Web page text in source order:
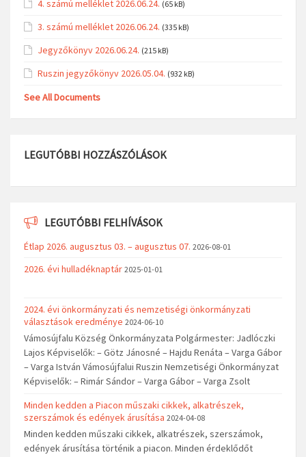
4. számú melléklet 2026.06.24. (65 kB)
3. számú melléklet 2026.06.24. (335 kB)
Jegyzőkönyv 2026.06.24. (215 kB)
Ruszin jegyzőkönyv 2026.05.04. (932 kB)
See All Documents
LEGUTÓBBI HOZZÁSZÓLÁSOK
LEGUTÓBBI FELHÍVÁSOK
Étlap 2026. augusztus 03. – augusztus 07. 2026-08-01
2026. évi hulladéknaptár 2025-01-01
2024. évi önkormányzati és nemzetiségi önkormányzati
választások eredménye 2024-06-10
Vámosújfalu Község Önkormányzata Polgármester: Jadlóczki
Lajos Képviselők: – Götz Jánosné – Hajdu Renáta – Varga Gábor
– Varga István Vámosújfalui Ruszin Nemzetiségi Önkormányzat
Képviselők: – Rimár Sándor – Varga Gábor – Varga Zsolt
Minden kedden a Piacon műszaki cikkek, alkatrészek,
szerszámok és edények árusítása 2024-04-08
Minden kedden műszaki cikkek, alkatrészek, szerszámok,
edények árusítása történik a piacon. Minden érdeklődőt